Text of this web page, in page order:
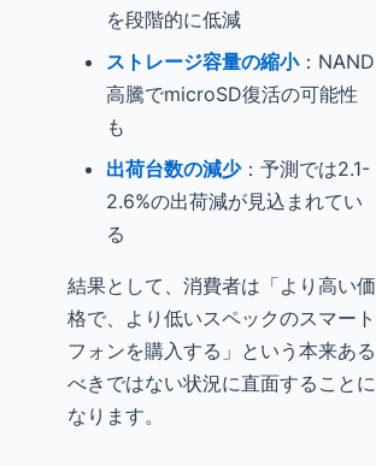
を段階的に低減
ストレージ容量の縮小：NAND
高騰でmicroSD復活の可能性
も
出荷台数の減少：予測では2.1-
2.6%の出荷減が見込まれてい
る
結果として、消費者は「より高い価
格で、より低いスペックのスマート
フォンを購入する」という本来ある
べきではない状況に直面することに
なります。